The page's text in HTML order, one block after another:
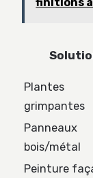
Plantes
grimpantes
Panneaux
bois/métal
Peinture